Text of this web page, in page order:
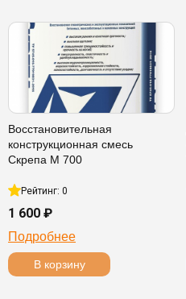
Восстановительная
конструкционная смесь
Скрепа М 700
Рейтинг: 0
1 600 ₽
Подробнее
В корзину